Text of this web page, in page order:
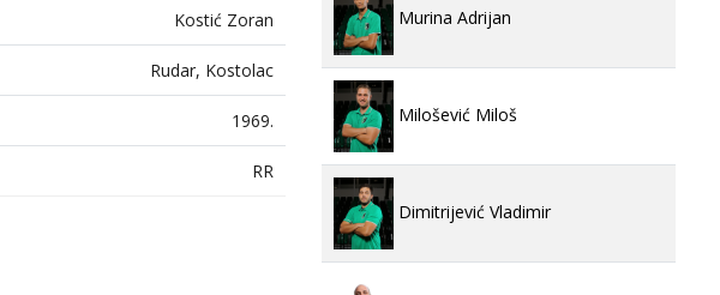
Kostić Zoran
Rudar, Kostolac
1969.
RR
Murina Adrijan
Milošević Miloš
Dimitrijević Vladimir